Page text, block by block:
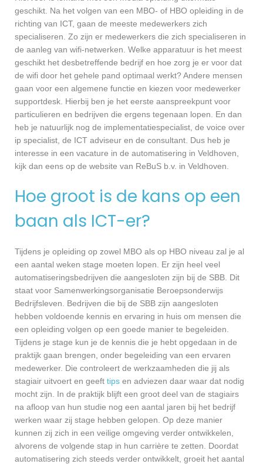
geschikt. Na het volgen van een MBO- of HBO opleiding in de
richting van ICT, gaan de meeste medewerkers zich
specialiseren. Zo zijn er medewerkers die zich specialiseren in
de aanleg van wifi-netwerken. Welke apparatuur is het meest
geschikt het desbetreffende bedrijf en hoe zorg je er voor dat
de wifi door het gehele pand optimaal werkt? Andere mensen
gaan voor een algemene functie en kiezen voor medewerker
supportdesk. Hierbij ben je het eerste aanspreekpunt voor
particulieren en bedrijven die ergens tegenaan lopen. En dan
heb je natuurlijk nog de implementatiespecialist, de voice over
ip specialist, de ICT adviseur en de consultant. Dus heb je
interesse in een vacature in de automatisering in Veldhoven,
kijk dan eens op de website van ReBuS b.v. in Veldhoven.
Hoe groot is de kans op een
baan als ICT-er?
Tijdens je opleiding op zowel MBO als op HBO niveau zal je al
een aantal weken stage moeten lopen. Er zijn heel veel
automatiseringsbedrijven die aangesloten zijn bij de SBB. Dit
staat voor Samenwerkingsorganisatie Beroepsonderwijs
Bedrijfsleven. Bedrijven die bij de SBB zijn aangesloten
hebben voldoende kennis en ervaring in huis om mensen die
een opleiding volgen op een goede manier te begeleiden.
Tijdens je stage kun je de kennis die je hebt opgedaan in de
praktijk gaan brengen, onder begeleiding van een ervaren
medewerker. Die controleert de werkzaamheden die jij als
stagiair uitvoert en geeft tips en adviezen daar waar dat nodig
mocht zijn. In de praktijk blijft een groot deel van de stagiairs
na afloop van hun studie nog een aantal jaren bij het bedrijf
werken waar zij stage hebben gelopen. Op deze manier
kunnen zij zich in een veilige omgeving verder ontwikkelen,
alvorens de volgende stap in hun carrière te zetten. Doordat
automatisering zich steeds verder ontwikkelt, groeit het aantal